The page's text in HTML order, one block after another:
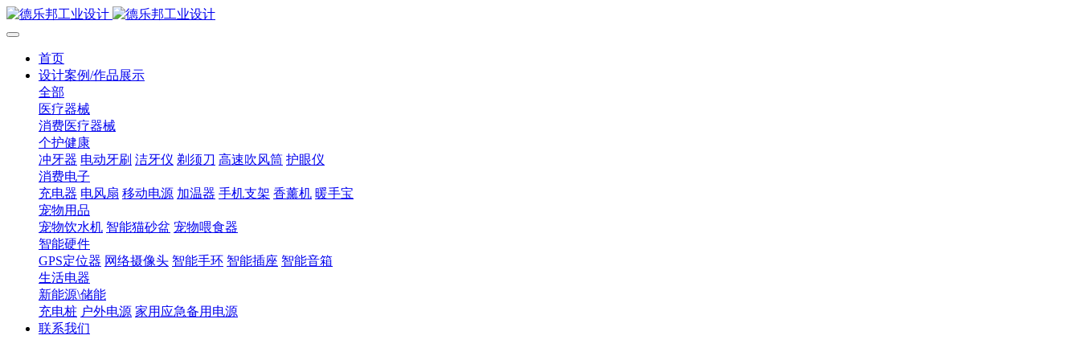
首页
设计案例/作品展示
全部
医疗器械
消费医疗器械
个护健康
冲牙器 电动牙刷 洁牙仪 剃须刀 高速吹风筒 护眼仪
消费电子
充电器 电风扇 移动电源 加温器 手机支架 香薰机 暖手宝
宠物用品
宠物饮水机 智能猫砂盆 宠物喂食器
智能硬件
GPS定位器 网络摄像头 智能手环 智能插座 智能音箱
生活电器
新能源\储能
充电桩 户外电源 家用应急备用电源
联系我们